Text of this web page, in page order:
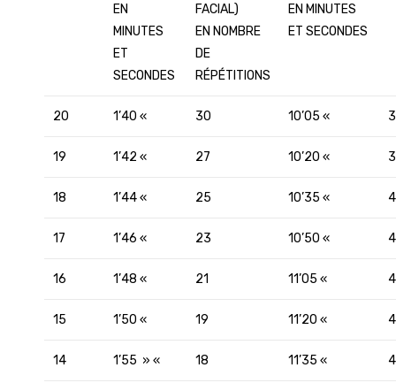
EN
MINUTES
ET
SECONDES
FACIAL)
EN NOMBRE
DE
RÉPÉTITIONS
EN MINUTES
ET SECONDES
20 1’40 « 30 10’05 «
19 1’42 « 27 10’20 «
18 1’44 « 25 10’35 «
17 1’46 « 23 10’50 «
16 1’48 « 21 11’05 «
15 1’50 « 19 11’20 «
14 1’55 » « 18 11’35 «